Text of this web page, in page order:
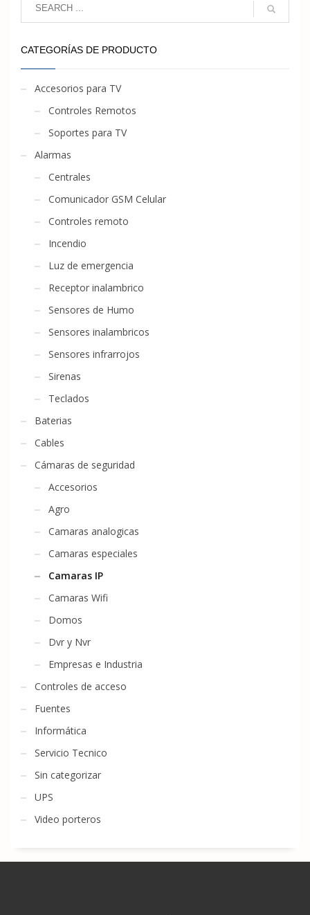
CATEGORÍAS DE PRODUCTO
Accesorios para TV
Controles Remotos
Soportes para TV
Alarmas
Centrales
Comunicador GSM Celular
Controles remoto
Incendio
Luz de emergencia
Receptor inalambrico
Sensores de Humo
Sensores inalambricos
Sensores infrarrojos
Sirenas
Teclados
Baterias
Cables
Cámaras de seguridad
Accesorios
Agro
Camaras analogicas
Camaras especiales
Camaras IP
Camaras Wifi
Domos
Dvr y Nvr
Empresas e Industria
Controles de acceso
Fuentes
Informática
Servicio Tecnico
Sin categorizar
UPS
Video porteros